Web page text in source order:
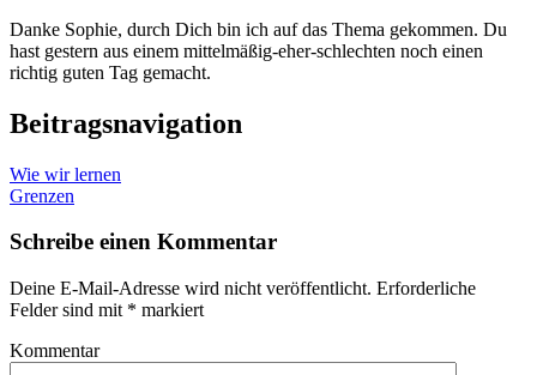
Danke Sophie, durch Dich bin ich auf das Thema gekommen. Du
hast gestern aus einem mittelmäßig-eher-schlechten noch einen
richtig guten Tag gemacht.
Beitragsnavigation
Wie wir lernen
Grenzen
Schreibe einen Kommentar
Deine E-Mail-Adresse wird nicht veröffentlicht. Erforderliche
Felder sind mit * markiert
Kommentar